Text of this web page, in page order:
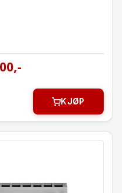
,-
KJØP